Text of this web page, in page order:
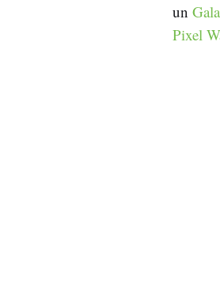
un
Pixel